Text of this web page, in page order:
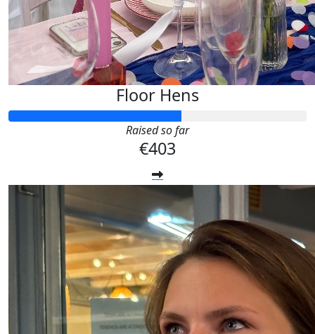
Floor Hens
Raised so far
€403